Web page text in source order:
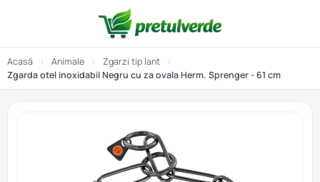
Acasă › Animale › Zgarzi tip lant
›
Zgarda otel inoxidabil Negru cu za ovala Herm. Sprenger - 61 cm